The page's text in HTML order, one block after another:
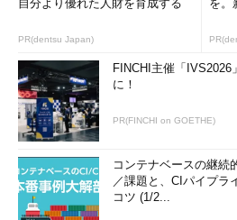
自分より優れた人財を育成する
PR(dentsu Japan)
を。
FINCHI主催「IVS2026
に！
PR(FINCHI on GOETHE)
コンテナベースの継続
／課題と、CIパイプラ
コツ (1/2...